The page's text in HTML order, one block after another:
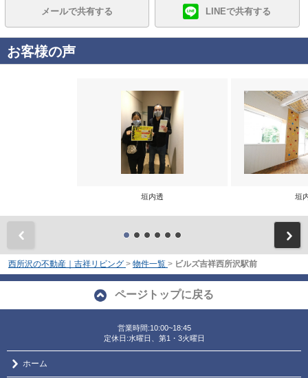
メールで共有する LINEで共有する
お客様の声
垣内透 垣
西所沢の不動産｜吉祥リビング > 物件一覧 > ビルズ吉祥西所沢駅前
ページトップに戻る
営業時間:10:00~18:45
定休日:水曜日、第1・3火曜日
ホーム